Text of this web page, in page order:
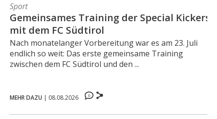
Sport
Gemeinsames Training der Special Kickers
mit dem FC Südtirol
Nach monatelanger Vorbereitung war es am 23. Juli
endlich so weit: Das erste gemeinsame Training
zwischen dem FC Südtirol und den ...
MEHR DAZU | 08.08.2026 0